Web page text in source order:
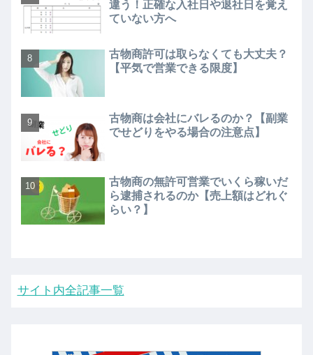
違う！正確な入社日や退社日を覚え
ていない方へ
古物商許可は取らなくても大丈夫？
【平気で営業できる限度】
古物商は会社にバレるのか？【副業
でせどりをやる場合の注意点】
古物商の無許可営業でいくら稼いだ
ら逮捕されるのか【売上額はどれぐ
らい？】
サイト内全記事一覧